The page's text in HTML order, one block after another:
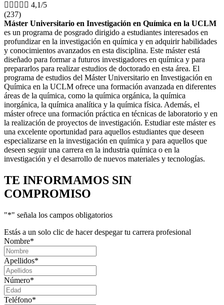
     4,1/5
(237)
Máster Universitario en Investigación en Química en la UCLM
es un programa de posgrado dirigido a estudiantes interesados en
profundizar en la investigación en química y en adquirir habilidades
y conocimientos avanzados en esta disciplina. Este máster está
diseñado para formar a futuros investigadores en química y para
prepararlos para realizar estudios de doctorado en esta área. El
programa de estudios del Máster Universitario en Investigación en
Química en la UCLM ofrece una formación avanzada en diferentes
áreas de la química, como la química orgánica, la química
inorgánica, la química analítica y la química física. Además, el
máster ofrece una formación práctica en técnicas de laboratorio y en
la realización de proyectos de investigación. Estudiar este máster es
una excelente oportunidad para aquellos estudiantes que deseen
especializarse en la investigación en química y para aquellos que
deseen seguir una carrera en la industria química o en la
investigación y el desarrollo de nuevos materiales y tecnologías.
TE INFORMAMOS SIN
COMPROMISO
"*" señala los campos obligatorios
Estás a un solo clic de hacer despegar tu carrera profesional
Nombre*
Apellidos*
Número*
Teléfono*